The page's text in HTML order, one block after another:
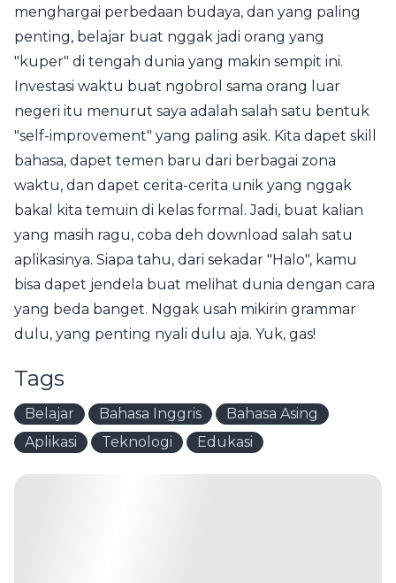
menghargai perbedaan budaya, dan yang paling
penting, belajar buat nggak jadi orang yang
"kuper" di tengah dunia yang makin sempit ini.
Investasi waktu buat ngobrol sama orang luar
negeri itu menurut saya adalah salah satu bentuk
"self-improvement" yang paling asik. Kita dapet skill
bahasa, dapet temen baru dari berbagai zona
waktu, dan dapet cerita-cerita unik yang nggak
bakal kita temuin di kelas formal. Jadi, buat kalian
yang masih ragu, coba deh download salah satu
aplikasinya. Siapa tahu, dari sekadar "Halo", kamu
bisa dapet jendela buat melihat dunia dengan cara
yang beda banget. Nggak usah mikirin grammar
dulu, yang penting nyali dulu aja. Yuk, gas!
Tags
Belajar Bahasa Inggris
Bahasa Asing
Aplikasi
Teknologi Edukasi